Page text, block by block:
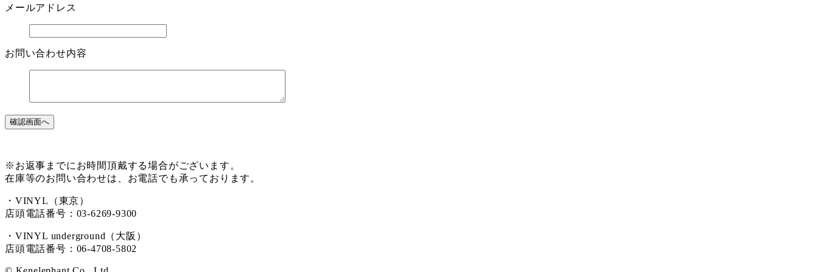
メールアドレス
お問い合わせ内容
※お返事までにお時間頂戴する場合がございます。
在庫等のお問い合わせは、お電話でも承っております。
・VINYL（東京）
店頭電話番号：03-6269-9300
・VINYL underground（大阪）
店頭電話番号：06-4708-5802